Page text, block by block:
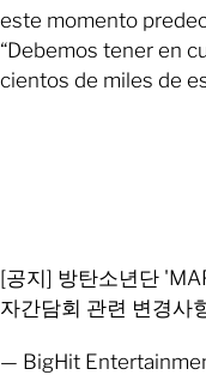
este momento
“Debemos tener en
cientos de miles de
[공지] 방탄소년단
자간담회 관련 변경
— BigHit